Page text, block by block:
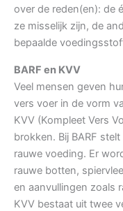
over de reden(en): de
ze misselijk zijn, de
bepaalde
BARF en KVV
Veel mensen geven
vers voer in de vorm
KVV (Kompleet Vers
brokken. Bij BARF
rauwe voeding. Er
rauwe botten,
en aanvullingen zoals
KVV bestaat uit twee